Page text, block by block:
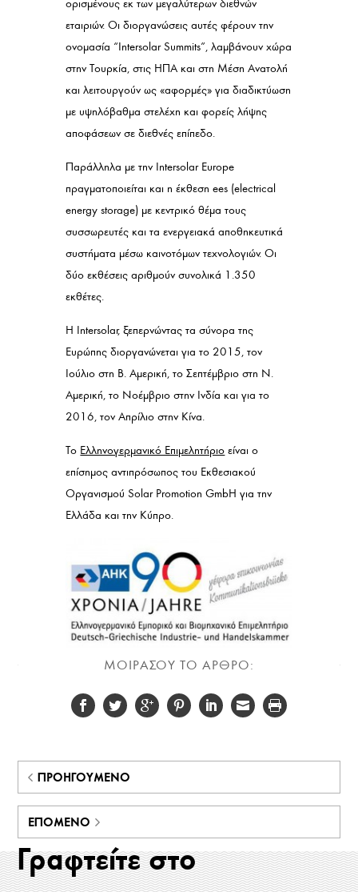
ορισμένους εκ των μεγαλύτερων διεθνών
εταιριών. Οι διοργανώσεις αυτές φέρουν την
ονομασία “Intersolar Summits”, λαμβάνουν χώρα
στην Τουρκία, στις ΗΠΑ και στη Μέση Ανατολή
και λειτουργούν ως «αφορμές» για διαδικτύωση
με υψηλόβαθμα στελέχη και φορείς λήψης
αποφάσεων σε διεθνές επίπεδο.
Παράλληλα με την Intersolar Europe
πραγματοποιείται και η έκθεση ees (electrical
energy storage) με κεντρικό θέμα τους
συσσωρευτές και τα ενεργειακά αποθηκευτικά
συστήματα μέσω καινοτόμων τεχνολογιών. Οι
δύο εκθέσεις αριθμούν συνολικά 1.350
εκθέτες.
Η Intersolar, ξεπερνώντας τα σύνορα της
Ευρώπης διοργανώνεται για το 2015, τον
Ιούλιο στη Β. Αμερική, το Σεπτέμβριο στη Ν.
Αμερική, το Νοέμβριο στην Ινδία και για το
2016, τον Απρίλιο στην Κίνα.
Το Ελληνογερμανικό Επιμελητήριο είναι ο
επίσημος αντιπρόσωπος του Εκθεσιακού
Οργανισμού Solar Promotion GmbH για την
Ελλάδα και την Κύπρο.
ΜΟΙΡΑΣΟΥ ΤΟ ΑΡΘΡΟ:
ΠΡΟΗΓΟΎΜΕΝΟ
ΕΠΌΜΕΝΟ
Γραφτείτε στο